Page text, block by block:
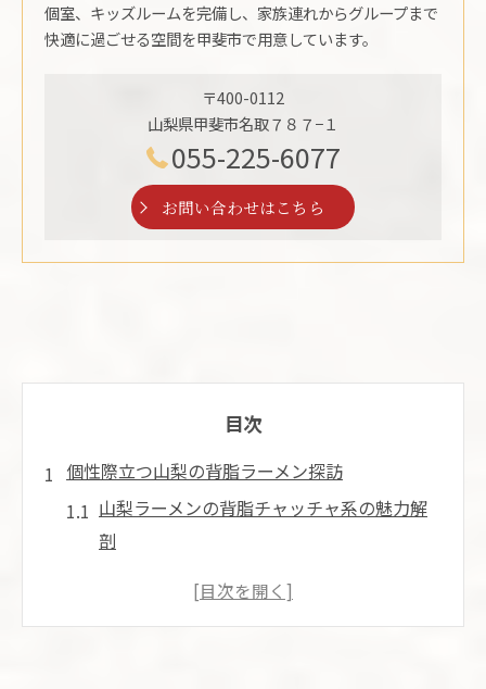
個室、キッズルームを完備し、家族連れからグループまで
快適に過ごせる空間を甲斐市で用意しています。
〒400-0112
山梨県甲斐市名取７８７−１
055-225-6077
お問い合わせはこちら
目次
個性際立つ山梨の背脂ラーメン探訪
山梨ラーメンの背脂チャッチャ系の魅力解
剖
ラーメン文化と山梨ご当地背脂の個性